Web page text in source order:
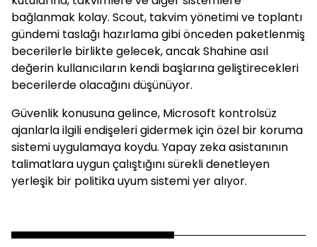
bağlanmak kolay. Scout, takvim yönetimi ve toplantı
gündemi taslağı hazırlama gibi önceden paketlenmiş
becerilerle birlikte gelecek, ancak Shahine asıl
değerin kullanıcıların kendi başlarına geliştirecekleri
becerilerde olacağını düşünüyor.
Güvenlik konusuna gelince, Microsoft kontrolsüz
ajanlarla ilgili endişeleri gidermek için özel bir koruma
sistemi uygulamaya koydu. Yapay zeka asistanının
talimatlara uygun çalıştığını sürekli denetleyen
yerleşik bir politika uyum sistemi yer alıyor.